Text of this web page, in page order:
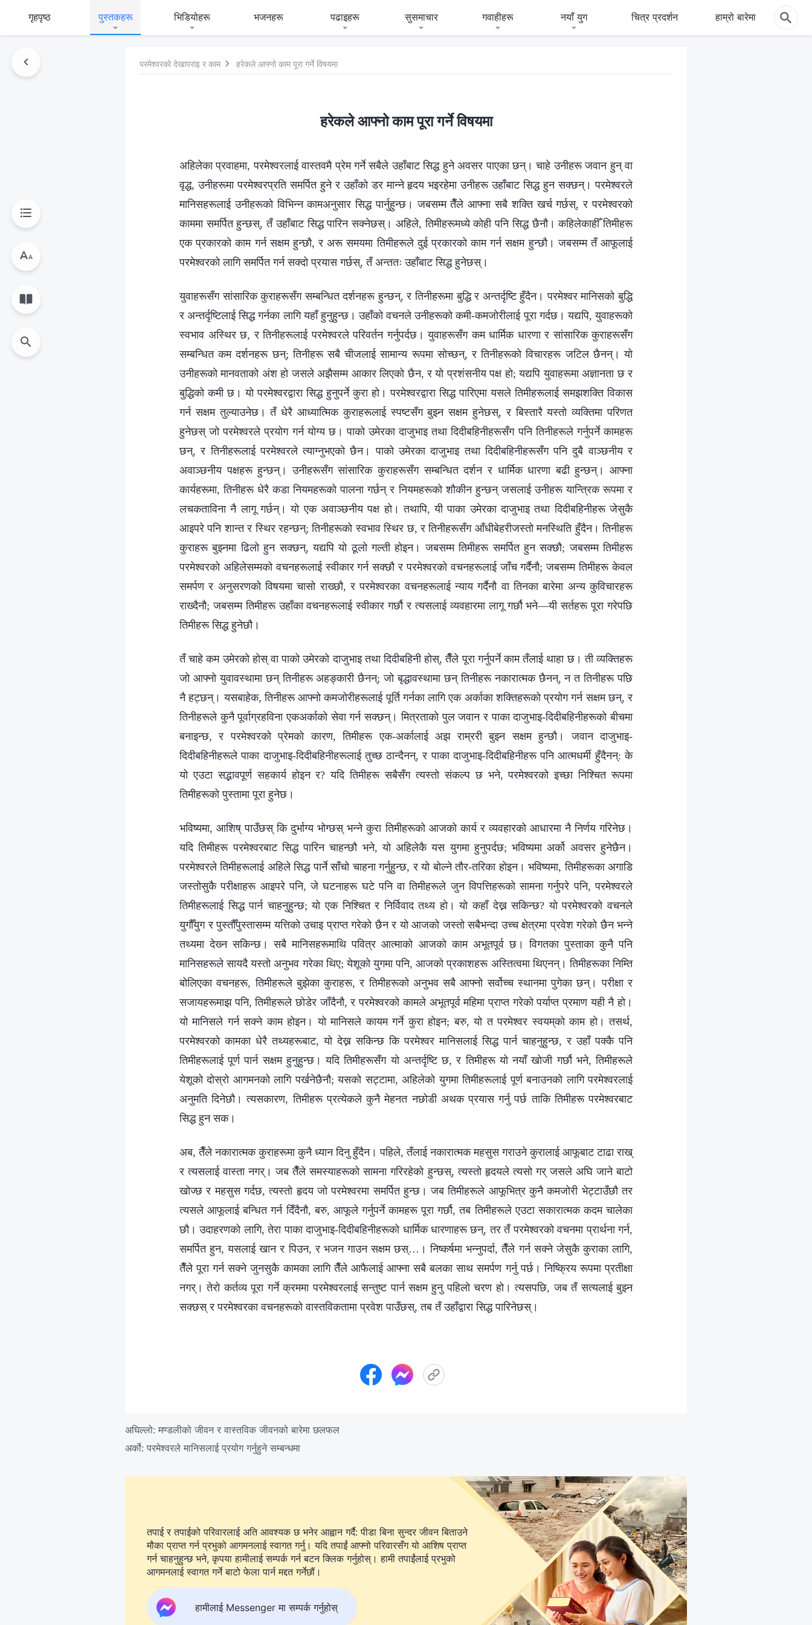
गृहपृष्ठ पुस्तकहरू भिडियोहरू भजनहरू पढाइहरू सुसमाचार गवाहीहरू नयाँ युग चित्र प्रदर्शन हाम्रो बारेमा
परमेश्‍वरको देखापराइ र काम हरेकले आफ्‍नो काम पूरा गर्ने विषयमा
हरेकले आफ्‍नो काम पूरा गर्ने विषयमा
अहिलेका प्रवाहमा, परमेश्‍वरलाई वास्तवमै प्रेम गर्ने सबैले उहाँबाट सिद्ध हुने अवसर पाएका छन्। चाहे उनीहरू जवान हुन् वा
वृद्ध, उनीहरूमा परमेश्‍वरप्रति समर्पित हुने र उहाँको डर मान्ने हृदय भइरहेमा उनीहरू उहाँबाट सिद्ध हुन सक्छन्। परमेश्‍वरले
मानिसहरूलाई उनीहरूको विभिन्न कामअनुसार सिद्ध पार्नुहुन्छ। जबसम्म तैँले आफ्‍ना सबै शक्ति खर्च गर्छस्, र परमेश्‍वरको
काममा समर्पित हुन्छस्, तँ उहाँबाट सिद्ध पारिन सक्‍नेछस्। अहिले, तिमीहरूमध्ये कोही पनि सिद्ध छैनौ। कहिलेकाहीँ तिमीहरू
एक प्रकारको काम गर्न सक्षम हुन्छौ, र अरू समयमा तिमीहरूले दुई प्रकारको काम गर्न सक्षम हुन्छौ। जबसम्म तँ आफूलाई
परमेश्‍वरको लागि समर्पित गर्न सक्दो प्रयास गर्छस्, तँ अन्ततः उहाँबाट सिद्ध हुनेछस्।
युवाहरूसँग सांसारिक कुराहरूसँग सम्‍बन्धित दर्शनहरू हुन्छन्, र तिनीहरूमा बुद्धि र अन्तर्दृष्टि हुँदैन। परमेश्‍वर मानिसको बुद्धि
र अन्तर्दृष्टिलाई सिद्ध गर्नका लागि यहाँ हुनुहुन्छ। उहाँको वचनले उनीहरूको कमी-कमजोरीलाई पूरा गर्दछ। यद्यपि, युवाहरूको
स्वभाव अस्थिर छ, र तिनीहरूलाई परमेश्‍वरले परिवर्तन गर्नुपर्दछ। युवाहरूसँग कम धार्मिक धारणा र सांसारिक कुराहरूसँग
सम्‍बन्धित कम दर्शनहरू छन्; तिनीहरू सबै चीजलाई सामान्य रूपमा सोच्छन्, र तिनीहरूको विचारहरू जटिल छैनन्। यो
उनीहरूको मानवताको अंश हो जसले अझैसम्म आकार लिएको छैन, र यो प्रशंसनीय पक्ष हो; यद्यपि युवाहरूमा अज्ञानता छ र
बुद्धिको कमी छ। यो परमेश्‍वरद्वारा सिद्ध हुनुपर्ने कुरा हो। परमेश्‍वरद्वारा सिद्ध पारिएमा यसले तिमीहरूलाई समझशक्ति विकास
गर्न सक्षम तुल्याउनेछ। तँ धेरै आध्यात्मिक कुराहरूलाई स्पष्टसँग बुझ्न सक्षम हुनेछस्, र बिस्तारै यस्तो व्यक्तिमा परिणत
हुनेछस् जो परमेश्‍वरले प्रयोग गर्न योग्य छ। पाको उमेरका दाजुभाइ तथा दिदीबहिनीहरूसँग पनि तिनीहरूले गर्नुपर्ने कामहरू
छन्, र तिनीहरूलाई परमेश्‍वरले त्याग्‍नुभएको छैन। पाको उमेरका दाजुभाइ तथा दिदीबहिनीहरूसँग पनि दुबै वाञ्छनीय र
अवाञ्छनीय पक्षहरू हुन्छन्। उनीहरूसँग सांसारिक कुराहरूसँग सम्‍बन्धित दर्शन र धार्मिक धारणा बढी हुन्छन्। आफ्‍ना
कार्यहरूमा, तिनीहरू धेरै कडा नियमहरूको पालना गर्छन् र नियमहरूको शौकीन हुन्छन् जसलाई उनीहरू यान्त्रिक रूपमा र
लचकताविना नै लागू गर्छन्। यो एक अवाञ्छनीय पक्ष हो। तथापि, यी पाका उमेरका दाजुभाइ तथा दिदीबहिनीहरू जेसुकै
आइपरे पनि शान्त र स्थिर रहन्छन्; तिनीहरूको स्वभाव स्थिर छ, र तिनीहरूसँग आँधीबेहरीजस्तो मनस्थिति हुँदैन। तिनीहरू
कुराहरू बुझ्‍नमा ढिलो हुन सक्छन्, यद्यपि यो ठूलो गल्ती होइन। जबसम्म तिमीहरू समर्पित हुन सक्छौ; जबसम्म तिमीहरू
परमेश्‍वरको अहिलेसम्मको वचनहरूलाई स्वीकार गर्न सक्छौ र परमेश्‍वरको वचनहरूलाई जाँच गर्दैनौ; जबसम्म तिमीहरू केवल
समर्पण र अनुसरणको विषयमा चासो राख्छौ, र परमेश्‍वरका वचनहरूलाई न्याय गर्दैनौ वा तिनका बारेमा अन्य कुविचारहरू
राख्दैनौ; जबसम्म तिमीहरू उहाँका वचनहरूलाई स्वीकार गर्छौ र त्यसलाई व्यवहारमा लागू गर्छौ भने—यी सर्तहरू पूरा गरेपछि
तिमीहरू सिद्ध हुनेछौ।
तँ चाहे कम उमेरको होस् वा पाको उमेरको दाजुभाइ तथा दिदीबहिनी होस्, तैँले पूरा गर्नुपर्ने काम तँलाई थाहा छ। ती व्यक्तिहरू
जो आफ्नो युवावस्थामा छन् तिनीहरू अहङ्कारी छैनन्; जो बृद्धावस्थामा छन् तिनीहरू नकारात्मक छैनन्, न त तिनीहरू पछि
नै हट्छन्। यसबाहेक, तिनीहरू आफ्नो कमजोरीहरूलाई पूर्ति गर्नका लागि एक अर्काका शक्तिहरूको प्रयोग गर्न सक्षम छन्, र
तिनीहरूले कुनै पूर्वाग्रहविना एकअर्काको सेवा गर्न सक्छन्। मित्रताको पुल जवान र पाका दाजुभाइ-दिदीबहिनीहरूको बीचमा
बनाइन्छ, र परमेश्‍वरको प्रेमको कारण, तिमीहरू एक-अर्कालाई अझ राम्ररी बुझ्न सक्षम हुन्छौ। जवान दाजुभाइ-
दिदीबहिनीहरूले पाका दाजुभाइ-दिदीबहिनीहरूलाई तुच्छ ठान्दैनन्, र पाका दाजुभाइ-दिदीबहिनीहरू पनि आत्मधर्मी हुँदैनन्: के
यो एउटा सद्भावपूर्ण सहकार्य होइन र? यदि तिमीहरू सबैसँग त्यस्तो संकल्प छ भने, परमेश्‍वरको इच्छा निश्चित रूपमा
तिमीहरूको पुस्तामा पूरा हुनेछ।
भविष्यमा, आशिष् पाउँछस् कि दुर्भाग्य भोग्छस् भन्‍ने कुरा तिमीहरूको आजको कार्य र व्यवहारको आधारमा नै निर्णय गरिनेछ।
यदि तिमीहरू परमेश्‍वरबाट सिद्ध पारिन चाहन्छौ भने, यो अहिलेकै यस युगमा हुनुपर्दछ; भविष्यमा अर्को अवसर हुनेछैन।
परमेश्‍वरले तिमीहरूलाई अहिले सिद्ध पार्ने साँचो चाहना गर्नुहुन्छ, र यो बोल्ने तौर-तरिका होइन। भविष्यमा, तिमीहरूका अगाडि
जस्तोसुकै परीक्षाहरू आइपरे पनि, जे घटनाहरू घटे पनि वा तिमीहरूले जुन विपत्तिहरूको सामना गर्नुपरे पनि, परमेश्‍वरले
तिमीहरूलाई सिद्ध पार्न चाहनुहुन्छ; यो एक निश्चित र निर्विवाद तथ्य हो। यो कहाँ देख्न सकिन्छ? यो परमेश्‍वरको वचनले
युगौँयुग र पुस्तौँपुस्तासम्म यत्तिको उचाइ प्राप्त गरेको छैन र यो आजको जस्तो सबैभन्दा उच्च क्षेत्रमा प्रवेश गरेको छैन भन्‍ने
तथ्यमा देख्‍न सकिन्छ। सबै मानिसहरूमाथि पवित्र आत्माको आजको काम अभूतपूर्व छ। विगतका पुस्ताका कुनै पनि
मानिसहरूले सायदै यस्तो अनुभव गरेका थिए; येशूको युगमा पनि, आजको प्रकाशहरू अस्तित्वमा थिएनन्। तिमीहरूका निम्ति
बोलिएका वचनहरू, तिमीहरूले बुझेका कुराहरू, र तिमीहरूको अनुभव सबै आफ्नो सर्वोच्च स्थानमा पुगेका छन्। परीक्षा र
सजायहरूमाझ पनि, तिमीहरूले छोडेर जाँदैनौ, र परमेश्‍वरको कामले अभूतपूर्व महिमा प्राप्त गरेको पर्याप्त प्रमाण यही नै हो।
यो मानिसले गर्न सक्ने काम होइन। यो मानिसले कायम गर्ने कुरा होइन; बरु, यो त परमेश्‍वर स्वयम्‌को काम हो। तसर्थ,
परमेश्‍वरको कामका धेरै तथ्यहरूबाट, यो देख्न सकिन्छ कि परमेश्‍वर मानिसलाई सिद्ध पार्न चाहनुहुन्छ, र उहाँ पक्कै पनि
तिमीहरूलाई पूर्ण पार्न सक्षम हुनुहुन्छ। यदि तिमीहरूसँग यो अन्तर्दृष्टि छ, र तिमीहरू यो नयाँ खोजी गर्छौ भने, तिमीहरूले
येशूको दोस्रो आगमनको लागि पर्खनेछैनौ; यसको सट्टामा, अहिलेको युगमा तिमीहरूलाई पूर्ण बनाउनको लागि परमेश्‍वरलाई
अनुमति दिनेछौ। त्यसकारण, तिमीहरू प्रत्येकले कुनै मेहनत नछोडी अथक प्रयास गर्नु पर्छ ताकि तिमीहरू परमेश्‍वरबाट
सिद्ध हुन सक।
अब, तैँले नकारात्मक कुराहरूमा कुनै ध्यान दिनु हुँदैन। पहिले, तँलाई नकारात्मक महसुस गराउने कुरालाई आफूबाट टाढा राख्
र त्यसलाई वास्ता नगर्। जब तैँले समस्याहरूको सामना गरिरहेको हुन्छस्, त्यस्तो हृदयले त्यसो गर् जसले अघि जाने बाटो
खोज्छ र महसुस गर्दछ, त्यस्तो हृदय जो परमेश्‍वरमा समर्पित हुन्छ। जब तिमीहरूले आफूभित्र कुनै कमजोरी भेट्टाउँछौ तर
त्यसले आफूलाई बन्धित गर्न दिँदैनौ, बरु, आफूले गर्नुपर्ने कामहरू पूरा गर्छौ, तब तिमीहरूले एउटा सकारात्मक कदम चालेका
छौ। उदाहरणको लागि, तेरा पाका दाजुभाइ-दिदीबहिनीहरूको धार्मिक धारणाहरू छन्, तर तँ परमेश्‍वरको वचनमा प्रार्थना गर्न,
समर्पित हुन, यसलाई खान र पिउन, र भजन गाउन सक्षम छस्…। निष्कर्षमा भन्नुपर्दा, तैँले गर्न सक्ने जेसुकै कुराका लागि,
तैँले पूरा गर्न सक्ने जुनसुकै कामका लागि तैँले आफैलाई आफ्‍ना सबै बलका साथ समर्पण गर्नु पर्छ। निष्क्रिय रूपमा प्रतीक्षा
नगर्। तेरो कर्तव्य पूरा गर्ने क्रममा परमेश्‍वरलाई सन्तुष्ट पार्न सक्षम हुनु पहिलो चरण हो। त्यसपछि, जब तँ सत्यलाई बुझ्न
सक्छस् र परमेश्‍वरका वचनहरूको वास्तविकतामा प्रवेश पाउँछस्, तब तँ उहाँद्वारा सिद्ध पारिनेछस्।
अघिल्लो: मण्डलीको जीवन र वास्तविक जीवनको बारेमा छलफल
अर्को: परमेश्‍वरले मानिसलाई प्रयोग गर्नुहुने सम्बन्धमा
तपाई र तपाईको परिवारलाई अति आवश्यक छ भनेर आह्वान गर्दै: पीडा बिना सुन्दर जीवन बिताउने
मौका प्राप्त गर्न प्रभुको आगमनलाई स्वागत गर्नु। यदि तपाईं आफ्नो परिवारसँग यो आशिष प्राप्त
गर्न चाहनुहुन्छ भने, कृपया हामीलाई सम्पर्क गर्न बटन क्लिक गर्नुहोस्। हामी तपाईंलाई प्रभुको
आगमनलाई स्वागत गर्ने बाटो फेला पार्न मद्दत गर्नेछौं।
हामीलाई Messenger मा सम्पर्क गर्नुहोस्